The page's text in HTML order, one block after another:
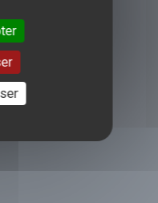
sur le